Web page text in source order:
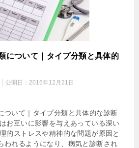
について｜タイプ分類と具体的
公開日： 2016年12月21日
ついて｜タイプ分類と具体的な診断
お互いに影響を与えあっている深い
的ストレスや精神的な問題が原因と
われるようになり、病気と診断され